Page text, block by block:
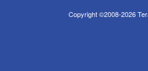
Copyright ©2008-2026